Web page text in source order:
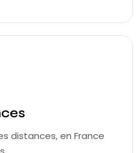
distances, en France